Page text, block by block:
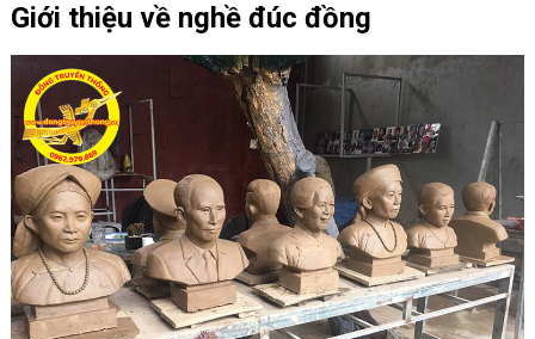
Giới thiệu về nghề đúc đồng